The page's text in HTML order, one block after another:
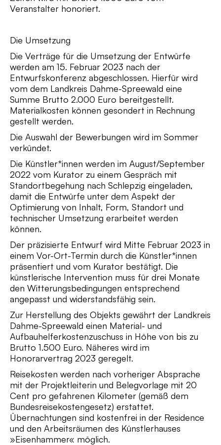
Veranstalter honoriert.
Die Umsetzung
Die Verträge für die Umsetzung der Entwürfe
werden am 15. Februar 2023 nach der
Entwurfskonferenz abgeschlossen. Hierfür wird
vom dem Landkreis Dahme-Spreewald eine
Summe Brutto 2.000 Euro bereitgestellt.
Materialkosten können gesondert in Rechnung
gestellt werden.
Die Auswahl der Bewerbungen wird im Sommer
verkündet.
Die Künstler*innen werden im August/September
2022 vom Kurator zu einem Gespräch mit
Standortbegehung nach Schlepzig eingeladen,
damit die Entwürfe unter dem Aspekt der
Optimierung von Inhalt, Form, Standort und
technischer Umsetzung erarbeitet werden
können.
Der präzisierte Entwurf wird Mitte Februar 2023 in
einem Vor-Ort-Termin durch die Künstler*innen
präsentiert und vom Kurator bestätigt. Die
künstlerische Intervention muss für drei Monate
den Witterungsbedingungen entsprechend
angepasst und widerstandsfähig sein.
Zur Herstellung des Objekts gewährt der Landkreis
Dahme-Spreewald einen Material- und
Aufbauhelferkostenzuschuss in Höhe von bis zu
Brutto 1.500 Euro. Näheres wird im
Honorarvertrag 2023 geregelt.
Reisekosten werden nach vorheriger Absprache
mit der Projektleiterin und Belegvorlage mit 20
Cent pro gefahrenen Kilometer (gemäß dem
Bundesreisekostengesetz) erstattet.
Übernachtungen sind kostenfrei in der Residence
und den Arbeitsräumen des Künstlerhauses
»Eisenhammer« möglich.